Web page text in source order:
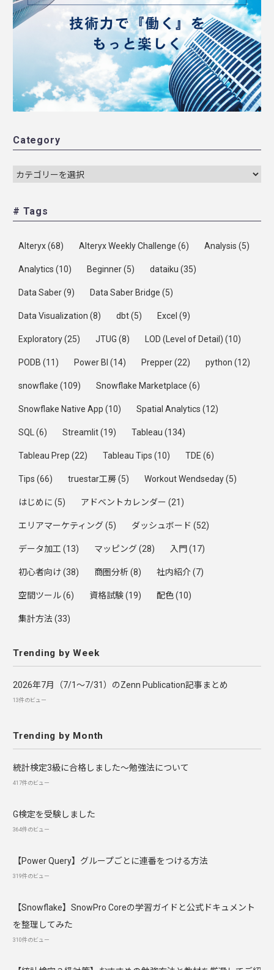
Category
# Tags
Alteryx(68) Alteryx Weekly Challenge (6) Analysis (5)
Analytics (10) Beginner(5) dataiku (35)
Data Saber(9) Data Saber Bridge (5)
Data Visualization (8) dbt(5) Excel (9)
Exploratory(25) JTUG (8) LOD (Level of Detail) (10)
PODB (11) Power BI (14) Prepper(22) python (12)
snowflake (109) Snowflake Marketplace (6)
Snowflake Native App (10) Spatial Analytics (12)
SQL(6) Streamlit(19) Tableau (134)
Tableau Prep (22) Tableau Tips (10) TDE (6)
Tips (66) truestar工房(5) Workout Wendseday(5)
はじめに (5) アドベントカレンダー (21)
エリアマーケティング(5) ダッシュボード (52)
データ加工 (13) マッピング(28) 入門 (17)
初心者向け(38) 商圏分析(8) 社内紹介(7)
空間ツール(6) 資格試験(19) 配色(10)
集計方法 (33)
Trending by Week
2026年7月（7/1〜7/31）のZenn Publication記事まとめ
13件のビュー
Trending by Month
統計検定3級に合格しました～勉強法について
417件のビュー
G検定を受験しました
364件のビュー
【Power Query】グループごとに連番をつける方法
319件のビュー
【Snowflake】SnowPro Coreの学習ガイドと公式ドキュメント
を整理してみた
310件のビュー